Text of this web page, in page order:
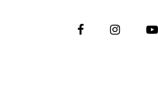
аргаар эх орондоо